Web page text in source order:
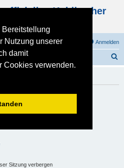
Nutzung unserer
damit
Cookies verwenden.
Kohlbacher
Anmelden
Registrieren
Sitzung verbergen